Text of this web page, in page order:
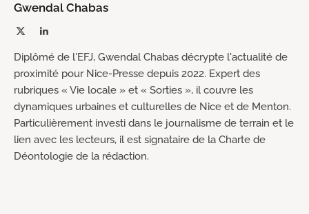
Gwendal Chabas
LinkedIn
Diplômé de l'EFJ, Gwendal Chabas décrypte l'actualité de
proximité pour Nice-Presse depuis 2022. Expert des
rubriques « Vie locale » et « Sorties », il couvre les
dynamiques urbaines et culturelles de Nice et de Menton.
Particulièrement investi dans le journalisme de terrain et le
lien avec les lecteurs, il est signataire de la Charte de
Déontologie de la rédaction.